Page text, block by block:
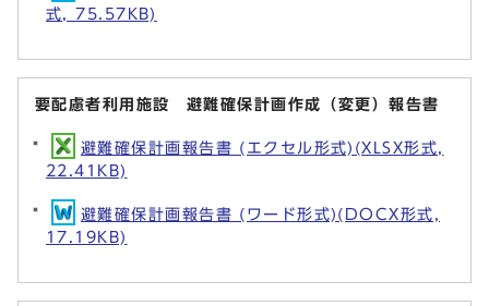
式, 75.57KB)
要配慮者利用施設 避難確保計画作成（変更）報告書
避難確保計画報告書 (エクセル形式)(XLSX形式,
22.41KB)
避難確保計画報告書 (ワード形式)(DOCX形式,
17.19KB)